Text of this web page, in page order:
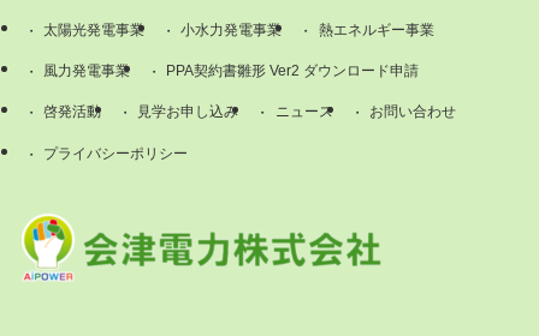
太陽光発電事業 小水力発電事業 熱エネルギー事業
風力発電事業 PPA契約書雛形 Ver2 ダウンロード申請
啓発活動 見学お申し込み ニュース お問い合わせ
プライバシーポリシー